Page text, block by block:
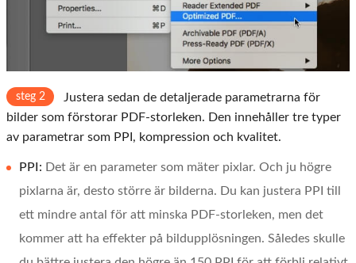
steg 2
Justera sedan de detaljerade parametrarna för
bilder som förstorar PDF-storleken. Den innehåller tre typer
av parametrar som PPI, kompression och kvalitet.
PPI: Det är en parameter som mäter pixlar. Och ju högre
pixlarna är, desto större är bilderna. Du kan justera PPI till
ett mindre antal för att minska PDF-storleken, men det
kommer att ha effekter på bildupplösningen. Således skulle